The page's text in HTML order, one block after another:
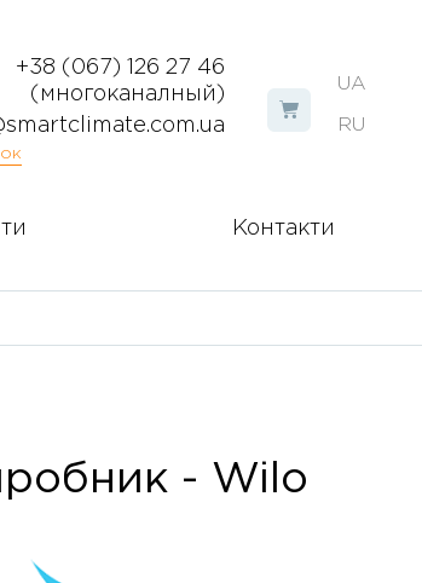
UA
RU
+38 (067) 126 27 46
(многоканалный)
Контакти
- Wilo